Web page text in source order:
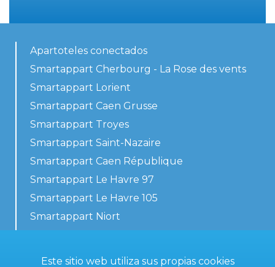
Apartoteles conectados
Smartappart Cherbourg - La Rose des vents
Smartappart Lorient
Smartappart Caen Grusse
Smartappart Troyes
Smartappart Saint-Nazaire
Smartappart Caen République
Smartappart Le Havre 97
Smartappart Le Havre 105
Smartappart Niort
Este sitio web utiliza sus propias cookies